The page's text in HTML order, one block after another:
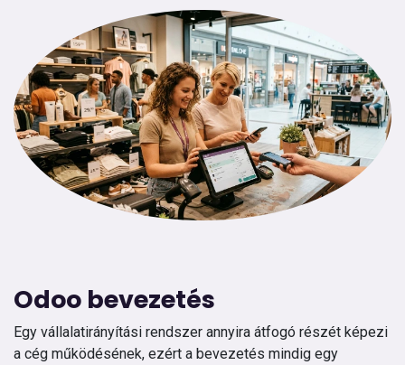
Odoo bevezetés
Egy vállalatirányítási rendszer annyira átfogó részét képezi
a cég működésének, ezért a bevezetés mindig egy